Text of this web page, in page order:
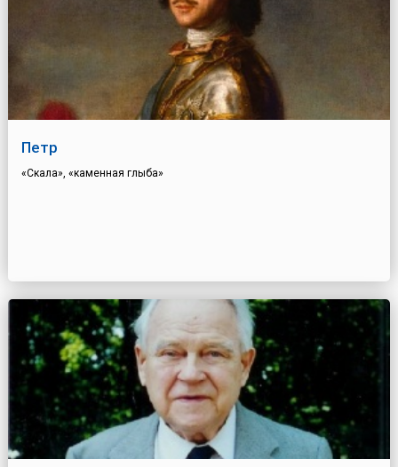
Петр
«Скала», «каменная глыба»